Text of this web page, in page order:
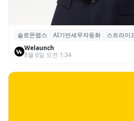
솔로몬랩스, 스트라이프
절세 전략 AI 에이전트 개발
솔로몬랩스 AI기반세무자동화 스트라이
Welaunch
8월 6일 오전 1:34